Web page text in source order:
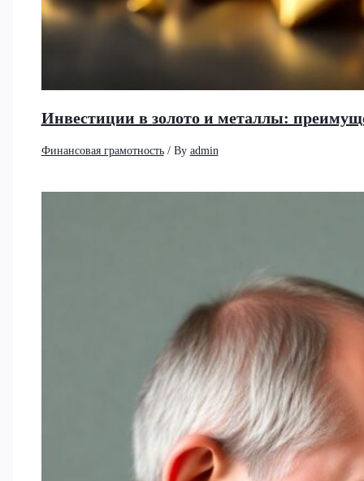
Инвестиции в золото и металлы:
Финансовая грамотность/ By admin